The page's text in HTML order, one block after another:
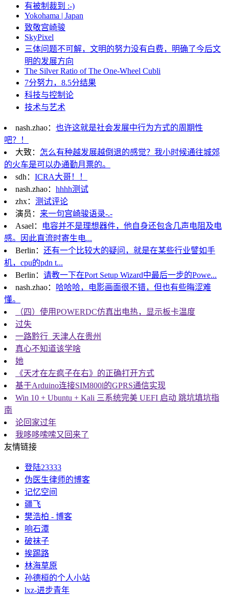
有被制裁到 :-)
Yokohama | Japan
致敬宫崎骏
SkyPixel
三体问题不可解，文明的努力没有白费，明确了今后文
明的发展方向
The Silver Ratio of The One-Wheel Cubli
7分努力，8.5分结果
科技与控制论
技术与艺术
nash.zhao： 也许这就是社会发展中行为方式的周期性
吧？！
大致： 怎么有种越发展越倒退的感觉？我小时候通往城郊
的火车是可以办通勤月票的。
sdh： ICRA大哥！！
nash.zhao： hhhh测试
zhx： 测试评论
演员： 来一句宫崎骏语录-.-
Asael：
电容并不是理想器件，他自身还包含几声电阻及电
感。因此直流时寄生电...
Berlin： 还有一个比较大的疑问，就是在某些行业譬如手
机，cpu的pdn t...
Berlin： 请教一下在Port Setup Wizard中最后一步的Powe...
nash.zhao： 哈哈哈，电影画面很不错，但也有些晦涩难
懂。
（四）使用POWERDC仿真出电热，显示板卡温度
过失
一路黔行_天津人在贵州
真心不知道该学啥
她
《天才在左疯子在右》的正确打开方式
基于Arduino连接SIM800l的GPRS通信实现
Win 10 + Ubuntu + Kali 三系统完美 UEFI 启动 跳坑填坑指
南
论回家过年
我哆哆嗦嗦又回来了
友情链接
登陆23333
伪医生律师的博客
记忆空间
疆飞
樊浩柏 - 博客
响石潭
破袜子
挨踢路
林海草原
孙德桓的个人小站
lxz-进步青年